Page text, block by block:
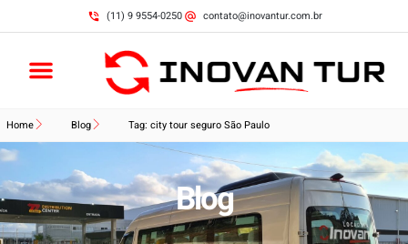
(11) 9 9554-0250 contato@inovantur.com.br
Home Blog Tag: city tour seguro São Paulo
Blog